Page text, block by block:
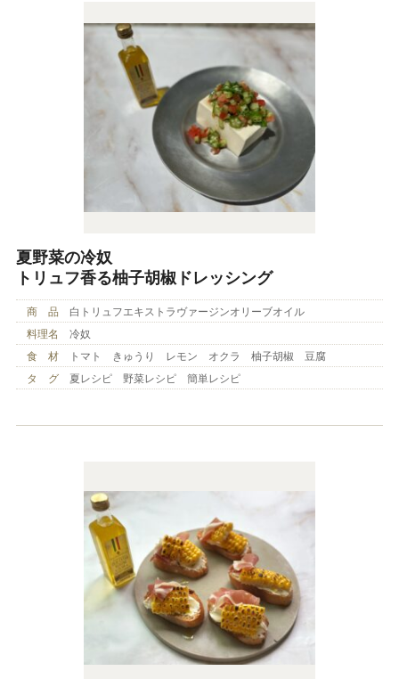
夏野菜の冷奴
トリュフ香る柚子胡椒ドレッシング
商 品
白トリュフエキストラヴァージンオリーブオイル
料理名
冷奴
食 材
トマト きゅうり レモン オクラ 柚子胡椒 豆腐
タ グ
夏レシピ 野菜レシピ 簡単レシピ